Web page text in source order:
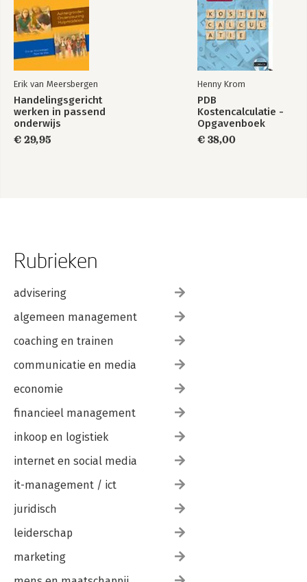
Begrippenlijst 125
Trefwoordenregister 131
Dankwoord 133
Over de auteur 135
Erik van Meersbergen
Handelingsgericht
werken in passend
onderwijs
€ 29,95
Henny Krom
PDB
Kostencalculatie -
Opgavenboek
€ 38,00
Rubrieken
advisering
algemeen management
coaching en trainen
communicatie en media
economie
financieel management
inkoop en logistiek
internet en social media
it-management / ict
juridisch
leiderschap
marketing